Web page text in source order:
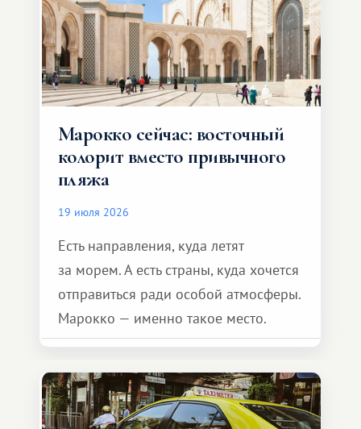
Марокко сейчас: восточный
колорит вместо привычного
пляжа
19 июля 2026
Есть направления, куда летят
за морем. А есть страны, куда хочется
отправиться ради особой атмосферы.
Марокко — именно такое место.